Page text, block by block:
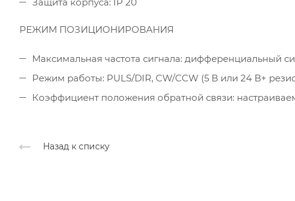
РЕЖИМ ПОЗИЦИОНИРОВАНИЯ
Максимальная частота сигнала: дифференциальный
Режим работы: PULS/DIR, CW/CCW (5 В или 24 В+
Коэффициент положения обратной связи:
Назад к списку